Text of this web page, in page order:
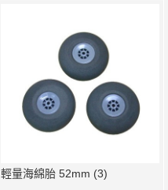
輕量海綿胎 52mm (3)